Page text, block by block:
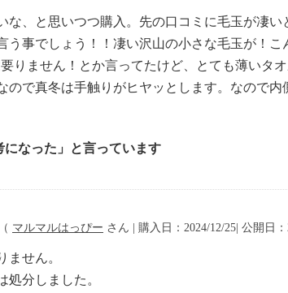
な、と思いつつ購入。先の口コミに毛玉が凄
事でしょう！！凄い沢山の小さな毛玉が！
りません！とか言ってたけど、とても薄いタ
で真冬は手触りがヒヤッとします。なので内
になった」と言っています
（ マルマルはっぴー さん | 購入日：2024/12/25| 公開日：
ません。
分しました。